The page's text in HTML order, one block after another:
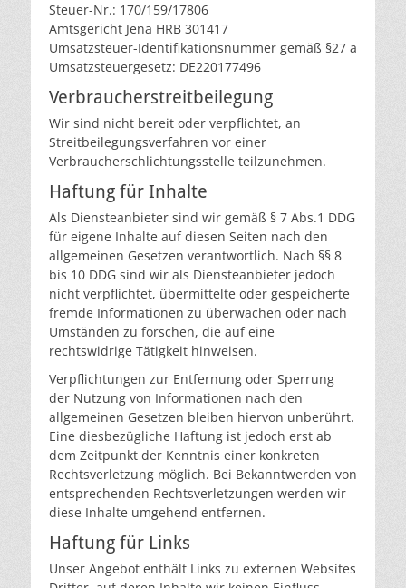
Steuer-Nr.: 170/159/17806
Amtsgericht Jena HRB 301417
Umsatzsteuer-Identifikationsnummer gemäß §27 a
Umsatzsteuergesetz: DE220177496
Verbraucher­streit­beilegung
Wir sind nicht bereit oder verpflichtet, an
Streitbeilegungsverfahren vor einer
Verbraucherschlichtungsstelle teilzunehmen.
Haftung für Inhalte
Als Diensteanbieter sind wir gemäß § 7 Abs.1 DDG
für eigene Inhalte auf diesen Seiten nach den
allgemeinen Gesetzen verantwortlich. Nach §§ 8
bis 10 DDG sind wir als Diensteanbieter jedoch
nicht verpflichtet, übermittelte oder gespeicherte
fremde Informationen zu überwachen oder nach
Umständen zu forschen, die auf eine
rechtswidrige Tätigkeit hinweisen.
Verpflichtungen zur Entfernung oder Sperrung
der Nutzung von Informationen nach den
allgemeinen Gesetzen bleiben hiervon unberührt.
Eine diesbezügliche Haftung ist jedoch erst ab
dem Zeitpunkt der Kenntnis einer konkreten
Rechtsverletzung möglich. Bei Bekanntwerden von
entsprechenden Rechtsverletzungen werden wir
diese Inhalte umgehend entfernen.
Haftung für Links
Unser Angebot enthält Links zu externen Websites